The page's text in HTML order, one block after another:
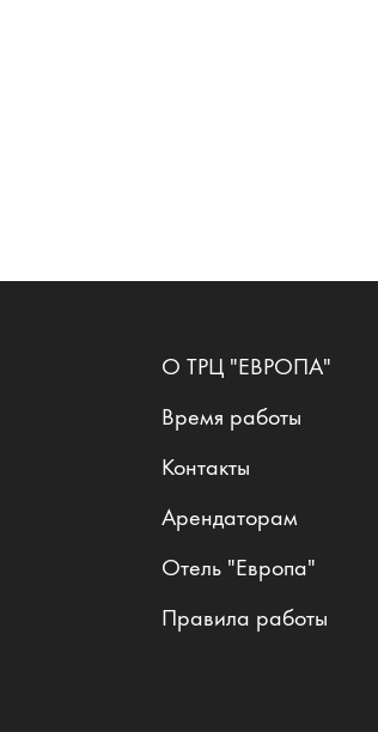
О ТРЦ "ЕВРОПА"
Время работы
Контакты
Арендаторам
Отель "Европа"
Правила работы